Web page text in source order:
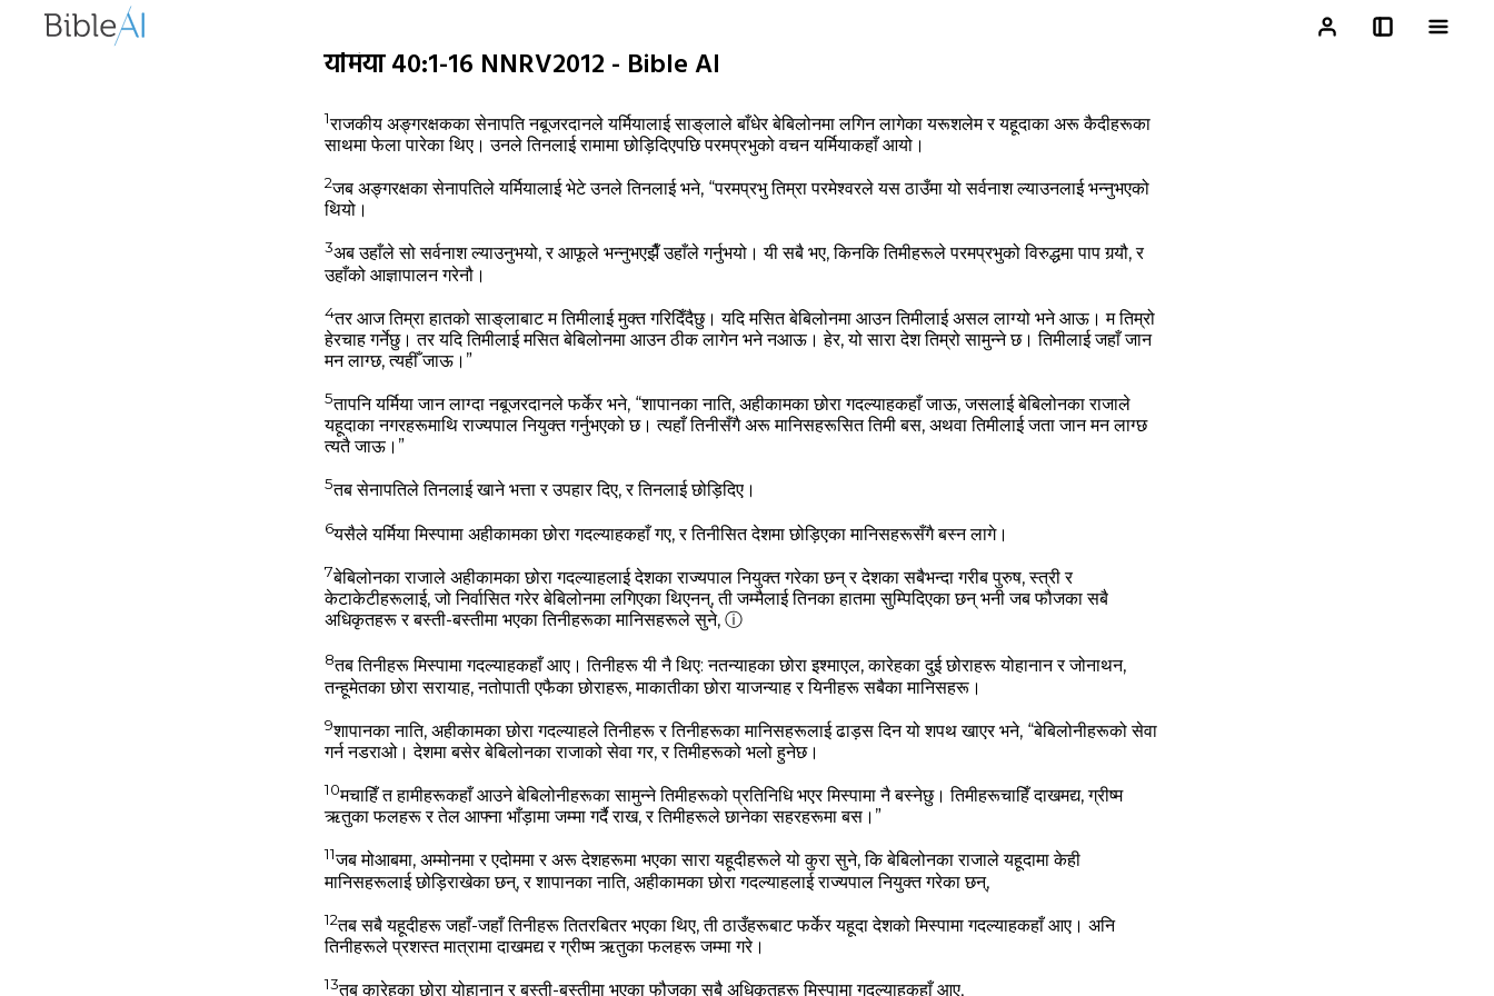
यर्मिया 40:1-16 NNRV2012 - Bible AI
1राजकीय अङ्गरक्षकका सेनापति नबूजरदानले यर्मियालाई साङ्‌लाले बाँधेर बेबिलोनमा लगिन लागेका यरूशलेम र यहूदाका अरू कैदीहरूका
साथमा फेला पारेका थिए। उनले तिनलाई रामामा छोड़िदिएपछि परमप्रभुको वचन यर्मियाकहाँ आयो।
2जब अङ्गरक्षका सेनापतिले यर्मियालाई भेटे उनले तिनलाई भने, “परमप्रभु तिम्रा परमेश्‍वरले यस ठाउँमा यो सर्वनाश ल्‍याउनलाई भन्‍नुभएको
थियो।
3अब उहाँले सो सर्वनाश ल्‍याउनुभयो, र आफूले भन्‍नुभएझैँ उहाँले गर्नुभयो। यी सबै भए, किनकि तिमीहरूले परमप्रभुको विरुद्धमा पाप गर्‍यौ, र
उहाँको आज्ञापालन गरेनौ।
4तर आज तिम्रा हातको साङ्‌लाबाट म तिमीलाई मुक्त गरिदिँदैछु। यदि मसित बेबिलोनमा आउन तिमीलाई असल लाग्‍यो भने आऊ। म तिम्रो
हेरचाह गर्नेछु। तर यदि तिमीलाई मसित बेबिलोनमा आउन ठीक लागेन भने नआऊ। हेर, यो सारा देश तिम्रो सामुन्‍ने छ। तिमीलाई जहाँ जान
मन लाग्‍छ, त्‍यहीँ जाऊ।”
5तापनि यर्मिया जान लाग्‍दा नबूजरदानले फर्केर भने, “शापानका नाति, अहीकामका छोरा गदल्‍याहकहाँ जाऊ, जसलाई बेबिलोनका राजाले
यहूदाका नगरहरूमाथि राज्‍यपाल नियुक्त गर्नुभएको छ। त्‍यहाँ तिनीसँगै अरू मानिसहरूसित तिमी बस, अथवा तिमीलाई जता जान मन लाग्‍छ
त्‍यतै जाऊ।”
5तब सेनापतिले तिनलाई खाने भत्ता र उपहार दिए, र तिनलाई छोड़िदिए।
6यसैले यर्मिया मिस्‍पामा अहीकामका छोरा गदल्‍याहकहाँ गए, र तिनीसित देशमा छोड़िएका मानिसहरूसँगै बस्‍न लागे।
7बेबिलोनका राजाले अहीकामका छोरा गदल्‍याहलाई देशका राज्‍यपाल नियुक्त गरेका छन्‌ र देशका सबैभन्‍दा गरीब पुरुष, स्‍त्री र
केटाकेटीहरूलाई, जो निर्वासित गरेर बेबिलोनमा लगिएका थिएनन्, ती जम्‍मैलाई तिनका हातमा सुम्‍पिदिएका छन्‌ भनी जब फौजका सबै
अधिकृतहरू र बस्‍ती-बस्‍तीमा भएका तिनीहरूका मानिसहरूले सुने, ⓘ
8तब तिनीहरू मिस्‍पामा गदल्‍याहकहाँ आए। तिनीहरू यी नै थिए: नतन्‍याहका छोरा इश्‍माएल, कारेहका दुई छोराहरू योहानान र जोनाथन,
तन्‍हूमेतका छोरा सरायाह, नतोपाती एफैका छोराहरू, माकातीका छोरा याजन्‍याह र यिनीहरू सबैका मानिसहरू।
9शापानका नाति, अहीकामका छोरा गदल्‍याहले तिनीहरू र तिनीहरूका मानिसहरूलाई ढाड़स दिन यो शपथ खाएर भने, “बेबिलोनीहरूको सेवा
गर्न नडराओ। देशमा बसेर बेबिलोनका राजाको सेवा गर, र तिमीहरूको भलो हुनेछ।
10मचाहिँ त हामीहरूकहाँ आउने बेबिलोनीहरूका सामुन्‍ने तिमीहरूको प्रतिनिधि भएर मिस्‍पामा नै बस्‍नेछु। तिमीहरूचाहिँ दाखमद्य, ग्रीष्‍म
ऋतुका फलहरू र तेल आफ्‍ना भाँड़ामा जम्‍मा गर्दै राख, र तिमीहरूले छानेका सहरहरूमा बस।”
11जब मोआबमा, अम्‍मोनमा र एदोममा र अरू देशहरूमा भएका सारा यहूदीहरूले यो कुरा सुने, कि बेबिलोनका राजाले यहूदामा केही
मानिसहरूलाई छोड़िराखेका छन्, र शापानका नाति, अहीकामका छोरा गदल्‍याहलाई राज्‍यपाल नियुक्त गरेका छन्,
12तब सबै यहूदीहरू जहाँ-जहाँ तिनीहरू तितरबितर भएका थिए, ती ठाउँहरूबाट फर्केर यहूदा देशको मिस्‍पामा गदल्‍याहकहाँ आए। अनि
तिनीहरूले प्रशस्‍त मात्रामा दाखमद्य र ग्रीष्‍म ऋतुका फलहरू जम्‍मा गरे।
13तब कारेहका छोरा योहानान र बस्‍ती-बस्‍तीमा भएका फौजका सबै अधिकृतहरू मिस्‍पामा गदल्‍याहकहाँ आए,